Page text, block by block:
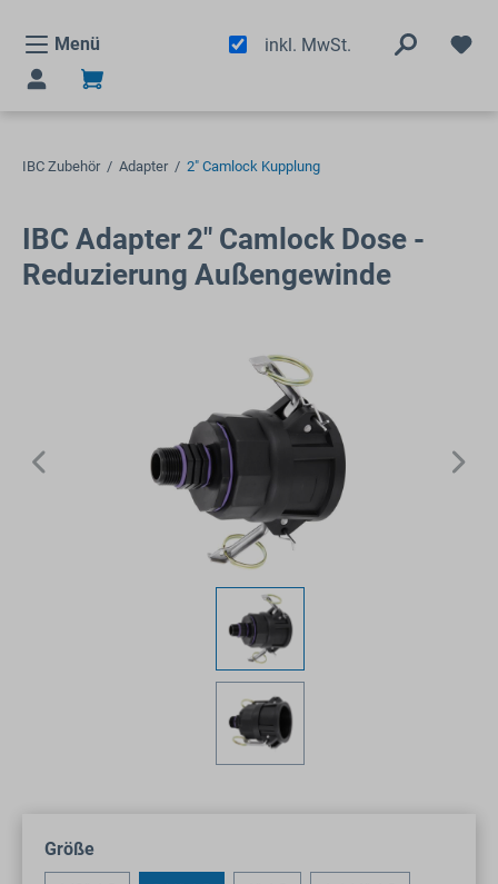
Menü
inkl. MwSt.
IBC Zubehör / Adapter / 2" Camlock Kupplung
IBC Adapter 2" Camlock Dose -
Reduzierung Außengewinde
Größeauswählen